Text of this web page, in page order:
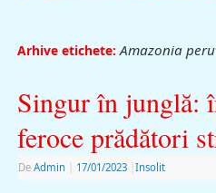
Arhive etichete:Amazonia
Singur în junglă:
feroce prădători
De Admin 17/01/2023 Insolit